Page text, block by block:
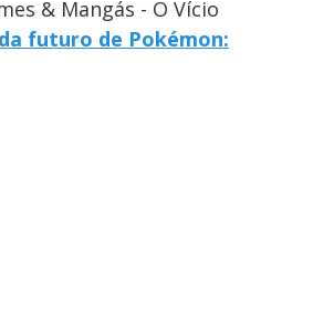
& Mangás - O Vício
futuro de Pokémon: